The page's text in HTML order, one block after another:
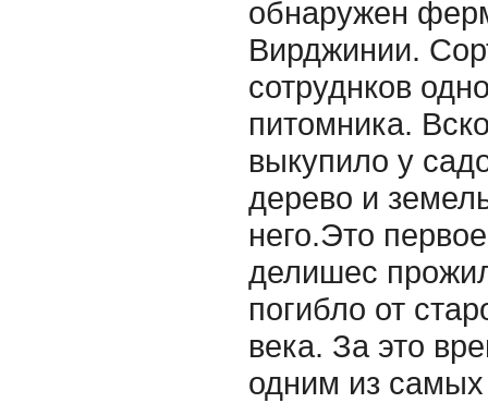
обнаружен
Вирджинии.
сотруднков
питомника.
выкупило у
дерево и
него.Это
делишес
погибло от
века. За это
одним из